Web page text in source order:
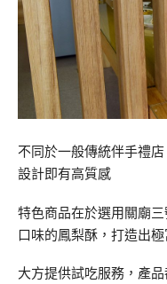
不同於一般傳統伴手禮
設計即有高質感
特色商品在於選用關廟
口味的鳳梨酥，打造出
大方提供試吃服務，產